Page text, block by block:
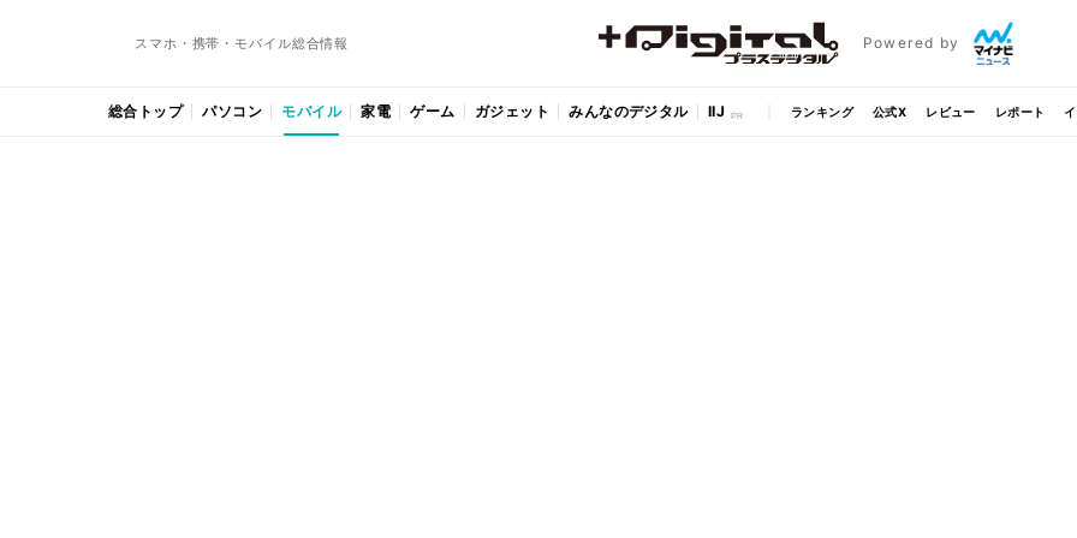
スマホ・携帯・モバイル総合情報 Powered by
総合トップ パソコン モバイル 家電 ゲーム ガジェット みんなのデジタル IIJ ランキング 公式X レビュー レポート